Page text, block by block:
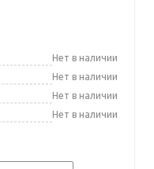
Нет в наличии
Нет в наличии
Нет в наличии
Нет в наличии